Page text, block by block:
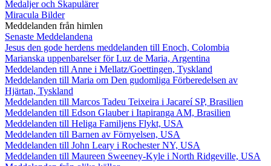
Medaljer och Skapulärer
Miracula Bilder
Meddelanden från himlen
Senaste Meddelandena
Jesus den gode herdens meddelanden till Enoch, Colombia
Marianska uppenbarelser för Luz de Maria, Argentina
Meddelanden till Anne i Mellatz/Goettingen, Tyskland
Meddelanden till Maria om Den gudomliga Förberedelsen av
Hjärtan, Tyskland
Meddelanden till Marcos Tadeu Teixeira i Jacareí SP, Brasilien
Meddelanden till Edson Glauber i Itapiranga AM, Brasilien
Meddelanden till Heliga Familjens Flykt, USA
Meddelanden till Barnen av Förnyelsen, USA
Meddelanden till John Leary i Rochester NY, USA
Meddelanden till Maureen Sweeney-Kyle i North Ridgeville, USA